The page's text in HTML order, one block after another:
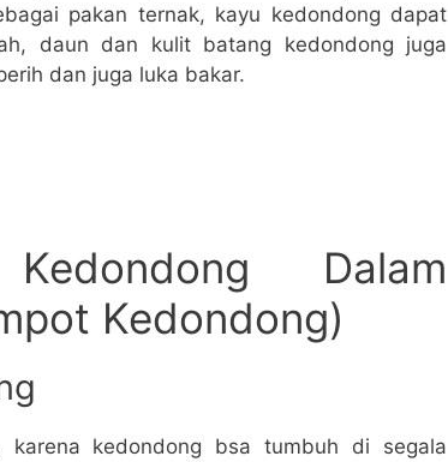
pakan ternak, kayu kedondong dapat
daun dan kulit batang kedondong juga
dan juga luka bakar.
Dalam
Kedondong)
karena kedondong bsa tumbuh di segala